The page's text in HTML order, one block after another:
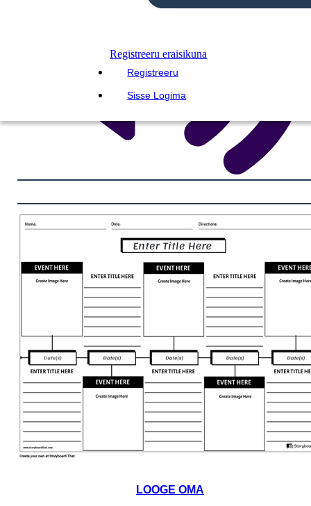
Registreeru eraisikuna
Registreeru
Sisse Logima
LOOGE OMA